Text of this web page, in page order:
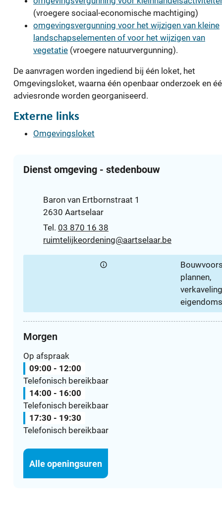
(vroegere sociaal-economische machtiging)
omgevingsvergunning voor het wijzigen van kleine
landschapselementen of voor het wijzigen van
vegetatie (vroegere natuurvergunning).
De aanvragen worden ingediend bij één loket, het
Omgevingsloket, waarna één openbaar onderzoek en
adviesronde worden georganiseerd.
Externe links
Omgevingsloket
Dienst omgeving - stedenbouw
AdresBaron van Ertbornstraat 1
,2630 Aartselaar
03 870 16 38
E-mailruimtelijkeordening@aartselaar.be
plannen,
Morgen
Op afspraak
09:00 - 12:00
Telefonisch bereikbaar
14:00 - 16:00
Telefonisch bereikbaar
17:30 - 19:30
Telefonisch bereikbaar
Alle openingsurenDienst omgeving -